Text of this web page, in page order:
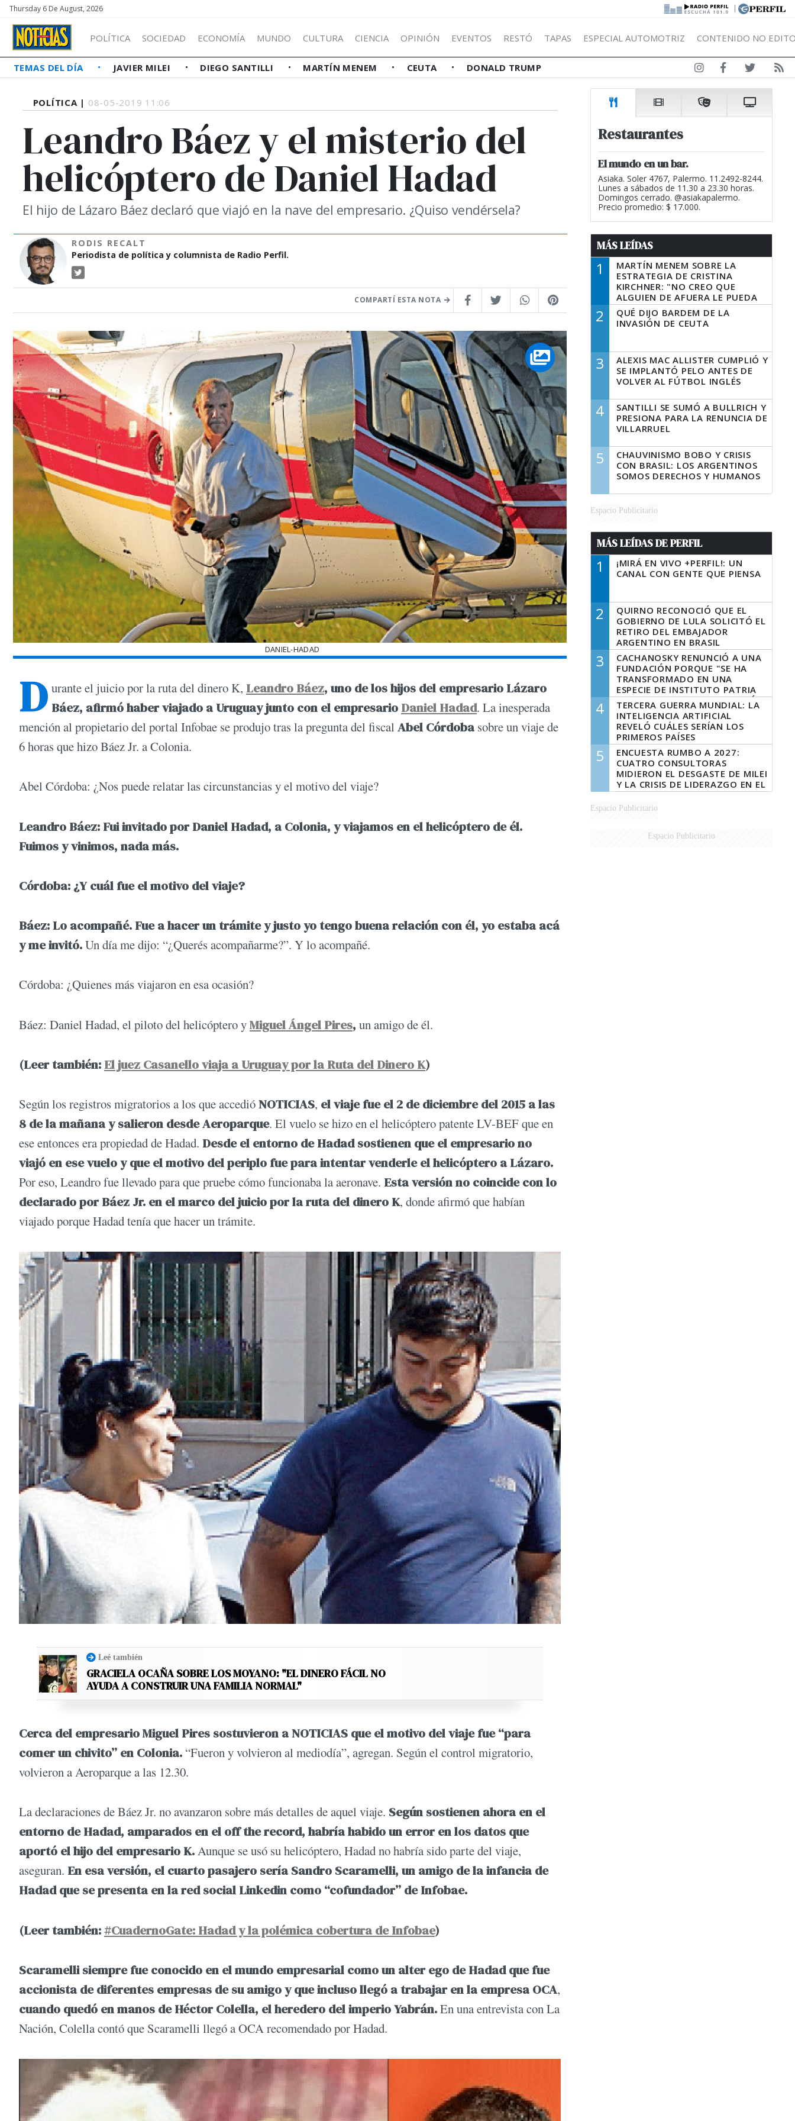
Thursday 6 De August, 2026 |
POLÍTICA SOCIEDAD ECONOMÍA MUNDO CULTURA CIENCIA OPINIÓN EVENTOS RESTÓ TAPAS ESPECIAL AUTOMOTRIZ CONTENIDO NO
TEMAS DEL DÍA JAVIER MILEI DIEGO SANTILLI MARTÍN MENEM CEUTA DONALD TRUMP
POLÍTICA | 08-05-2019 11:06
Leandro Báez y el misterio del
helicóptero de Daniel Hadad
El hijo de Lázaro Báez declaró que viajó en la nave del empresario. ¿Quiso vendérsela?
RODIS RECALT
Periodista de política y columnista de Radio Perfil.
COMPARTÍ ESTA NOTA
DANIEL-HADAD
D urante el juicio por la ruta del dinero K, Leandro Báez, uno de los hijos del empresario Lázaro
Báez, afirmó haber viajado a Uruguay junto con el empresario Daniel Hadad. La inesperada
mención al propietario del portal Infobae se produjo tras la pregunta del fiscal Abel Córdobasobre un viaje de
6 horas que hizo Báez Jr. a Colonia.
Abel Córdoba: ¿Nos puede relatar las circunstancias y el motivo del viaje?
Leandro Báez: Fui invitado por Daniel Hadad, a Colonia, y viajamos en el helicóptero de él.
Fuimos y vinimos, nada más.
Córdoba: ¿Y cuál fue el motivo del viaje?
Báez: Lo acompañé. Fue a hacer un trámite y justo yo tengo buena relación con él, yo estaba acá
y me invitó.Un día me dijo: “¿Querés acompañarme?”. Y lo acompañé.
Córdoba: ¿Quienes más viajaron en esa ocasión?
Báez: Daniel Hadad, el piloto del helicóptero yMiguel Ángel Pires, un amigo de él.
(Leer también: El juez Casanello viaja a Uruguay por la Ruta del Dinero K)
Según los registros migratorios a los que accedióNOTICIAS, el viaje fue el 2 de diciembre del 2015 a las
8 de la mañana y salieron desde Aeroparque. El vuelo se hizo en el helicóptero patente LV-BEF que en
ese entonces era propiedad de Hadad. Desde el entorno de Hadad sostienen que el empresario no
viajó en ese vuelo y que el motivo del periplo fue para intentar venderle el helicóptero a Lázaro.
Por eso, Leandro fue llevado para que pruebe cómo funcionaba la aeronave. Esta versión no coincide con lo
declarado por Báez Jr. en el marco del juicio por la ruta del dinero K, donde afirmó que habían
viajado porque Hadad tenía que hacer un trámite.
Leé también
GRACIELA OCAÑA SOBRE LOS MOYANO: "EL DINERO FÁCIL NO
AYUDA A CONSTRUIR UNA FAMILIA NORMAL"
Cerca del empresario Miguel Pires sostuvieron a NOTICIAS que el motivo del viaje fue “para
comer un chivito” en Colonia. “Fueron y volvieron al mediodía”, agregan. Según el control migratorio,
volvieron a Aeroparque a las 12.30.
La declaraciones de Báez Jr. no avanzaron sobre más detalles de aquel viaje. Según sostienen ahora en el
entorno de Hadad, amparados en el off the record, habría habido un error en los datos que
aportó el hijo del empresario K.Aunque se usó su helicóptero, Hadad no habría sido parte del viaje,
aseguran. En esa versión, el cuarto pasajero sería Sandro Scaramelli, un amigo de la infancia de
Hadad que se presenta en la red social Linkedin como “cofundador” de Infobae.
(Leer también:#CuadernoGate: Hadad y la polémica cobertura de Infobae)
Scaramelli siempre fue conocido en el mundo empresarial como un alter ego de Hadad que fue
accionista de diferentes empresas de su amigo y que incluso llegó a trabajar en la empresa OCA,
cuando quedó en manos de Héctor Colella, el heredero del imperio Yabrán.En una entrevista con La
Nación, Colella contó que Scaramelli llegó a OCA recomendado por Hadad.
Restaurantes
El mundo en un bar.
Asiaka. Soler 4767, Palermo. 11.2492-8244.
Lunes a sábados de 11.30 a 23.30 horas.
Domingos cerrado. @asiakapalermo.
Precio promedio: $ 17.000.
MÁS LEÍDAS
1
MARTÍN MENEM SOBRE LA
ESTRATEGIA DE CRISTINA
KIRCHNER: "NO CREO QUE
ALGUIEN DE AFUERA LE PUEDA
DECIR A LA JUSTICIA LO QUE
TIENE QUE HACER"
2
QUÉ DIJO BARDEM DE LA
INVASIÓN DE CEUTA
3
ALEXIS MAC ALLISTER CUMPLIÓ Y
SE IMPLANTÓ PELO ANTES DE
VOLVER AL FÚTBOL INGLÉS
4
SANTILLI SE SUMÓ A BULLRICH Y
PRESIONA PARA LA RENUNCIA DE
VILLARRUEL
5
CHAUVINISMO BOBO Y CRISIS
CON BRASIL: LOS ARGENTINOS
SOMOS DERECHOS Y HUMANOS
Espacio Publicitario
MÁS LEÍDAS DE PERFIL
1
¡MIRÁ EN VIVO +PERFIL!: UN
CANAL CON GENTE QUE PIENSA
2
QUIRNO RECONOCIÓ QUE EL
GOBIERNO DE LULA SOLICITÓ EL
RETIRO DEL EMBAJADOR
ARGENTINO EN BRASIL
3
CACHANOSKY RENUNCIÓ A UNA
FUNDACIÓN PORQUE "SE HA
TRANSFORMADO EN UNA
ESPECIE DE INSTITUTO PATRIA
INCONDICIONAL DE LA GESTIÓN
DE MILEI"
4
TERCERA GUERRA MUNDIAL: LA
INTELIGENCIA ARTIFICIAL
REVELÓ CUÁLES SERÍAN LOS
PRIMEROS PAÍSES
LATINOAMERICANOS EN SER
DERROTADOS
5
ENCUESTA RUMBO A 2027:
CUATRO CONSULTORAS
MIDIERON EL DESGASTE DE MILEI
Y LA CRISIS DE LIDERAZGO EN EL
PERONISMO
Espacio Publicitario
Espacio Publicitario